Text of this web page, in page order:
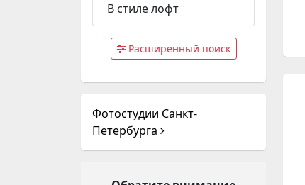
В стиле лофт
Расширенный поиск
Фотостудии Санкт-
Петербурга